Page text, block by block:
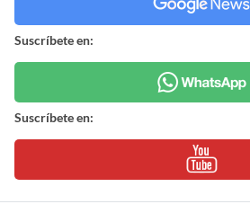
Suscríbete en:
Suscríbete en: